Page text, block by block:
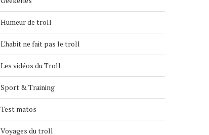
Humeur de troll
L'habit ne fait pas le troll
Les vidéos du Troll
Sport & Training
Test matos
Voyages du troll